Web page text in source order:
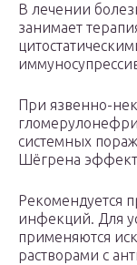
В лечении
занимает
При язвенно-
системных
Шёгрена
Рекомендуется
инфекций. Для
применяются
растворами с